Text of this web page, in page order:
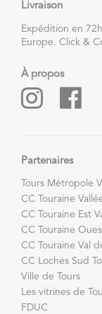
Livraison
Expédition en
Europe. Click &
À propos
Partenaires
Tours Métropole
CC Touraine
CC Touraine Est
CC Touraine
CC Touraine Val
CC Loches Sud
Ville de Tours
Les vitrines de
FDUC